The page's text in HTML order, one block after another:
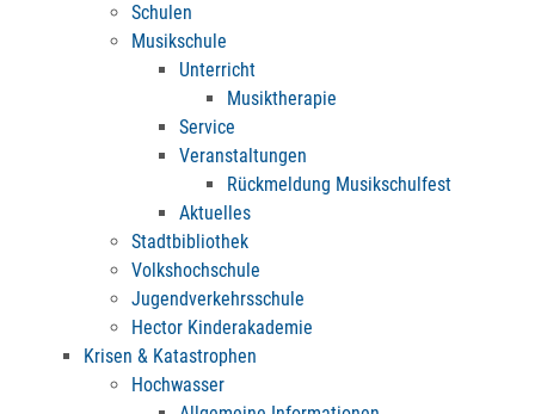
Schulen
Musikschule
Unterricht
Musiktherapie
Service
Veranstaltungen
Rückmeldung Musikschulfest
Aktuelles
Stadtbibliothek
Volkshochschule
Jugendverkehrsschule
Hector Kinderakademie
Krisen & Katastrophen
Hochwasser